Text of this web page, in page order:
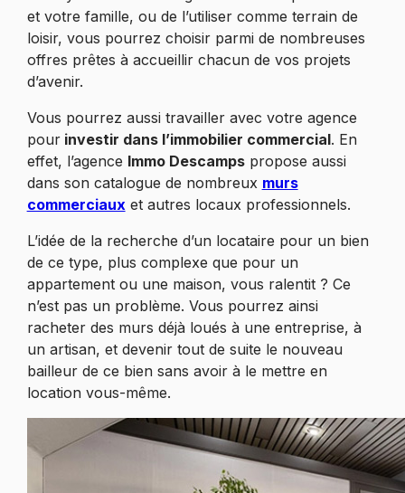
et votre famille, ou de l’utiliser comme terrain de
loisir, vous pourrez choisir parmi de nombreuses
offres prêtes à accueillir chacun de vos projets
d’avenir.
Vous pourrez aussi travailler avec votre agence
pourinvestir dans l’immobilier commercial. En
effet, l’agence Immo Descampspropose aussi
dans son catalogue de nombreux murs
commerciaux et autres locaux professionnels.
L’idée de la recherche d’un locataire pour un bien
de ce type, plus complexe que pour un
appartement ou une maison, vous ralentit ? Ce
n’est pas un problème. Vous pourrez ainsi
racheter des murs déjà loués à une entreprise, à
un artisan, et devenir tout de suite le nouveau
bailleur de ce bien sans avoir à le mettre en
location vous-même.